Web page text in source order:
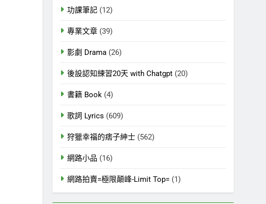
功課筆記 (12)
專業文章 (39)
影劇 Drama (26)
後設認知練習20天 with Chatgpt (20)
書籍 Book (4)
歌詞 Lyrics (609)
狩獵幸福的痞子紳士 (562)
網路小品 (16)
網路拍賣=極限顛峰-Limit Top= (1)